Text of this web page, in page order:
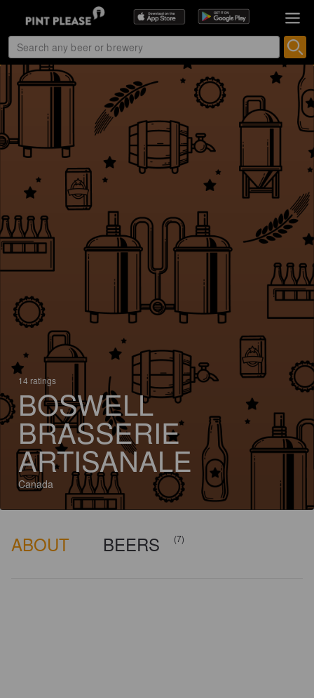
14 ratings
BOSWELL
BRASSERIE
ARTISANALE
Canada
ABOUT BEERS (7)